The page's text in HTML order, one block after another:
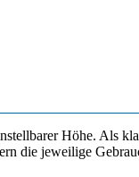
Höhe. Als
die jeweilige